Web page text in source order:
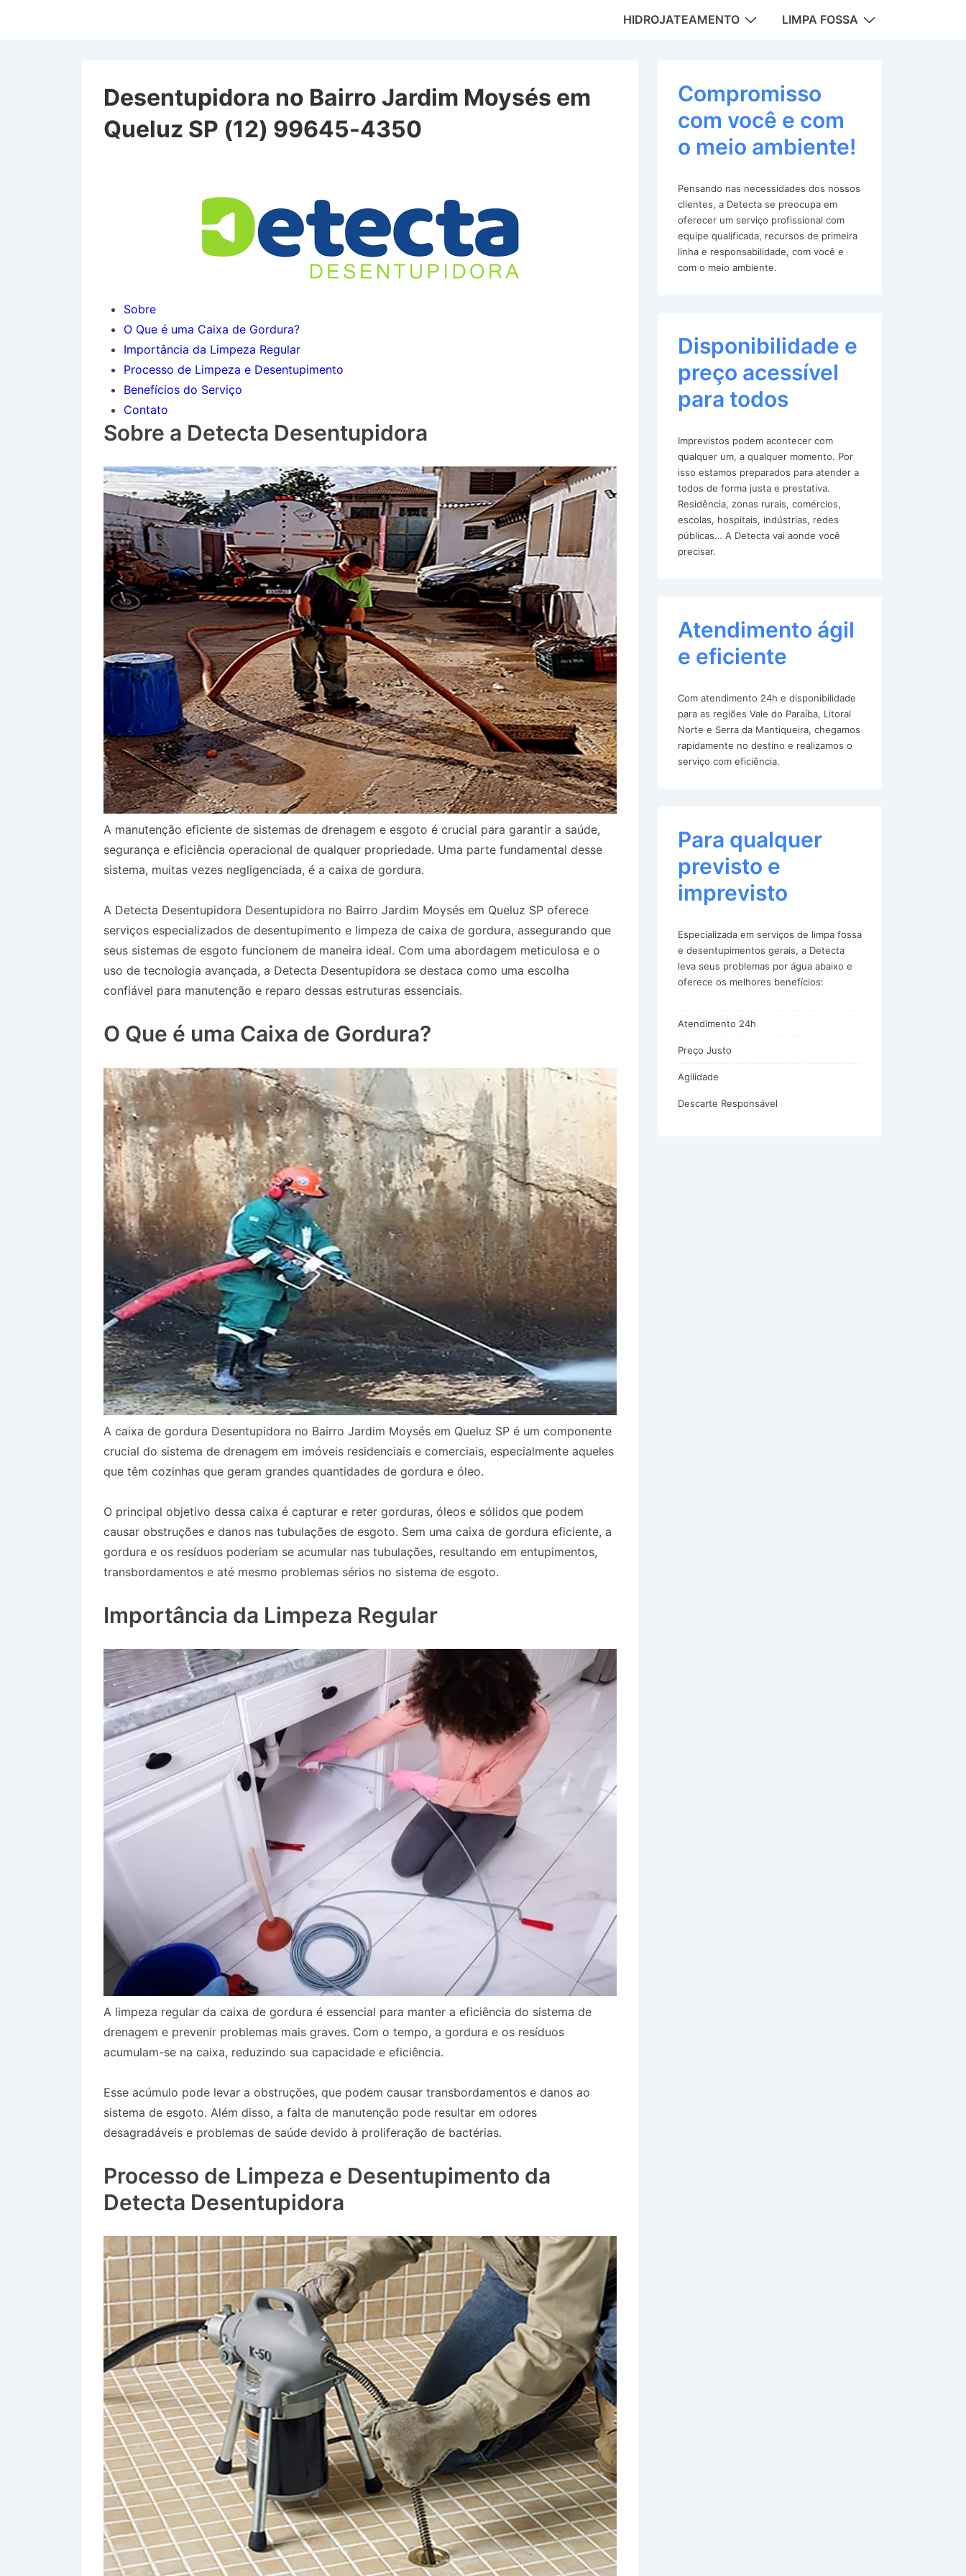
MainHIDROJATEAMENTO LIMPA FOSSA
Desentupidora no Bairro Jardim Moysés em
Queluz SP (12) 99645-4350
Sobre
O Que é uma Caixa de Gordura?
Importância da Limpeza Regular
Processo de Limpeza e Desentupimento
Benefícios do Serviço
Contato
Sobre a Detecta Desentupidora
A manutenção eficiente de sistemas de drenagem e esgoto é crucial para garantir a saúde,
segurança e eficiência operacional de qualquer propriedade. Uma parte fundamental desse
sistema, muitas vezes negligenciada, é a caixa de gordura.
A Detecta Desentupidora Desentupidora no Bairro Jardim Moysés em Queluz SP oferece
serviços especializados de desentupimento e limpeza de caixa de gordura, assegurando que
seus sistemas de esgoto funcionem de maneira ideal. Com uma abordagem meticulosa e o
uso de tecnologia avançada, a Detecta Desentupidora se destaca como uma escolha
confiável para manutenção e reparo dessas estruturas essenciais.
O Que é uma Caixa de Gordura?
A caixa de gordura Desentupidora no Bairro Jardim Moysés em Queluz SP é um componente
crucial do sistema de drenagem em imóveis residenciais e comerciais, especialmente aqueles
que têm cozinhas que geram grandes quantidades de gordura e óleo.
O principal objetivo dessa caixa é capturar e reter gorduras, óleos e sólidos que podem
causar obstruções e danos nas tubulações de esgoto. Sem uma caixa de gordura eficiente, a
gordura e os resíduos poderiam se acumular nas tubulações, resultando em entupimentos,
transbordamentos e até mesmo problemas sérios no sistema de esgoto.
Importância da Limpeza Regular
A limpeza regular da caixa de gordura é essencial para manter a eficiência do sistema de
drenagem e prevenir problemas mais graves. Com o tempo, a gordura e os resíduos
acumulam-se na caixa, reduzindo sua capacidade e eficiência.
Esse acúmulo pode levar a obstruções, que podem causar transbordamentos e danos ao
sistema de esgoto. Além disso, a falta de manutenção pode resultar em odores
desagradáveis e problemas de saúde devido à proliferação de bactérias.
Processo de Limpeza e Desentupimento da
Detecta Desentupidora
Compromisso
com você e com
o meio ambiente!
Pensando nas necessidades dos nossos
clientes, a Detecta se preocupa em
oferecer um serviço profissional com
equipe qualificada, recursos de primeira
linha e responsabilidade, com você e
com o meio ambiente.
Disponibilidade e
preço acessível
para todos
Imprevistos podem acontecer com
qualquer um, a qualquer momento. Por
isso estamos preparados para atender a
todos de forma justa e prestativa.
Residência, zonas rurais, comércios,
escolas, hospitais, indústrias, redes
públicas… A Detecta vai aonde você
precisar.
Atendimento ágil
e eficiente
Com atendimento 24h e disponibilidade
para as regiões Vale do Paraíba, Litoral
Norte e Serra da Mantiqueira, chegamos
rapidamente no destino e realizamos o
serviço com eficiência.
Para qualquer
previsto e
imprevisto
Especializada em serviços de limpa fossa
e desentupimentos gerais, a Detecta
leva seus problemas por água abaixo e
oferece os melhores benefícios:
Atendimento 24h
Preço Justo
Agilidade
Descarte Responsável